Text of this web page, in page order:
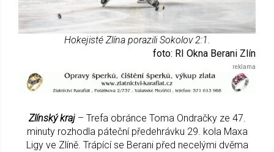
Hokejisté Zlína porazili Sokolov 2:1.
foto: RI Okna Berani Zlín
Zlínský kraj – Trefa obránce Toma Ondračky ze 47.
minuty rozhodla páteční předehrávku 29. kola Maxa
Ligy ve Zlíně. Trápící se Berani před necelými dvěma